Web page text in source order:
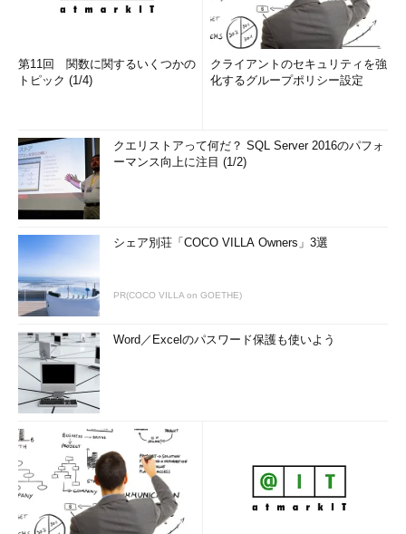
第11回 関数に関するいくつかの
トピック (1/4)
クライアントのセキュリティを強
化するグループポリシー設定
クエリストアって何だ？ SQL Server 2016のパフォ
ーマンス向上に注目 (1/2)
シェア別荘「COCO VILLA Owners」3選
PR(COCO VILLA on GOETHE)
Word／Excelのパスワード保護も使いよう